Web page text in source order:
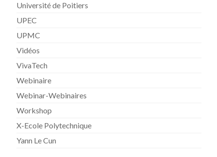
Université de Poitiers
UPEC
UPMC
Vidéos
VivaTech
Webinaire
Webinar-Webinaires
Workshop
X-Ecole Polytechnique
Yann Le Cun